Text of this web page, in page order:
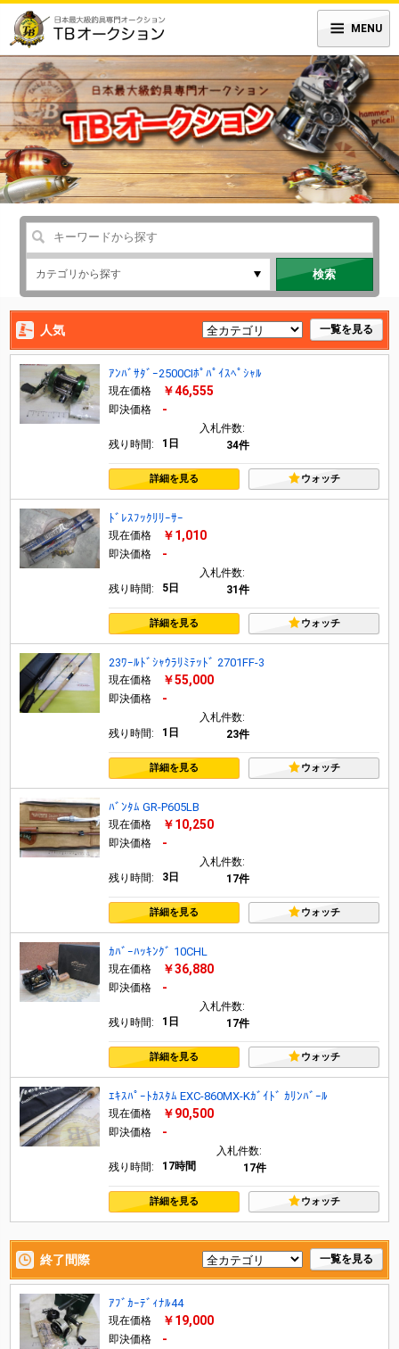
MENU
検索
人気 一覧を見る
ｱﾝﾊﾞｻﾀﾞｰ2500CIﾎﾟﾊﾟｲｽﾍﾟｼｬﾙ
現在価格 ￥46,555
即決価格 -
残り時間: 1日
入札件数:
34件
詳細を見る ウォッチ
ﾄﾞﾚｽﾌｯｸﾘﾘｰｻｰ
現在価格 ￥1,010
即決価格 -
残り時間: 5日
入札件数:
31件
詳細を見る ウォッチ
23ﾜｰﾙﾄﾞｼｬｳﾗﾘﾐﾃｯﾄﾞ 2701FF-3
現在価格 ￥55,000
即決価格 -
残り時間: 1日
入札件数:
23件
詳細を見る ウォッチ
ﾊﾞﾝﾀﾑ GR-P605LB
現在価格 ￥10,250
即決価格 -
残り時間: 3日
入札件数:
17件
詳細を見る ウォッチ
ｶﾊﾞｰﾊｯｷﾝｸﾞ 10CHL
現在価格 ￥36,880
即決価格 -
残り時間: 1日
入札件数:
17件
詳細を見る ウォッチ
ｴｷｽﾊﾟｰﾄｶｽﾀﾑ EXC-860MX-Kｶﾞｲﾄﾞ ｶﾘﾝﾊﾞｰﾙ
現在価格 ￥90,500
即決価格 -
残り時間: 17時間
入札件数:
17件
詳細を見る ウォッチ
終了間際 一覧を見る
ｱﾌﾞｶｰﾃﾞｨﾅﾙ44
現在価格 ￥19,000
即決価格 -